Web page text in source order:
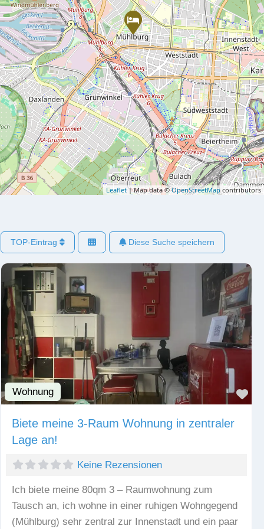
Leaflet| Map data ©OpenStreetMapcontributors
TOP-Eintrag Diese Suche speichern
Wohnung
Biete meine 3-Raum Wohnung in zentraler
Lage an!
Keine Rezensionen
Ich biete meine 80qm 3 – Raumwohnung zum
Tausch an, ich wohne in einer ruhigen Wohngegend
(Mühlburg) sehr zentral zur Innenstadt und ein paar